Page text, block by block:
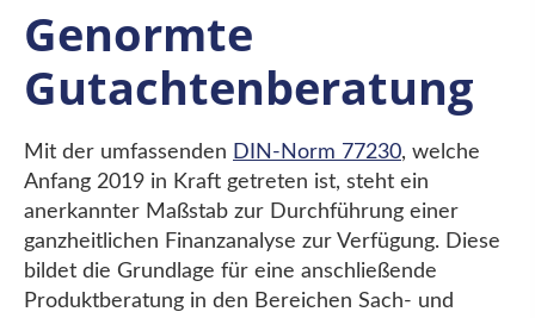
Genormte
Gutachtenberatung
Mit der umfassenden DIN-Norm 77230, welche
Anfang 2019 in Kraft getreten ist, steht ein
anerkannter Maßstab zur Durchführung einer
ganzheitlichen Finanzanalyse zur Verfügung. Diese
bildet die Grundlage für eine anschließende
Produktberatung in den Bereichen Sach- und